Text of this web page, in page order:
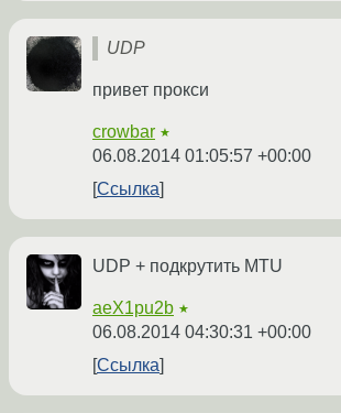
UDP
привет прокси
crowbar ★
06.08.2014 01:05:57 +00:00
Ссылка
UDP + подкрутить MTU
aeX1pu2b ★
06.08.2014 04:30:31 +00:00
Ссылка